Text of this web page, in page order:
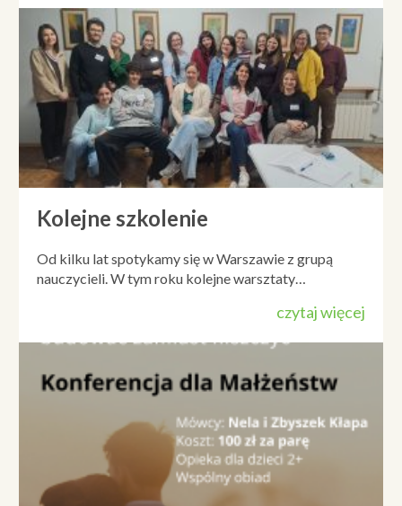
Kolejne szkolenie
Od kilku lat spotykamy się w Warszawie z grupą
nauczycieli. W tym roku kolejne warsztaty…
czytaj więcej